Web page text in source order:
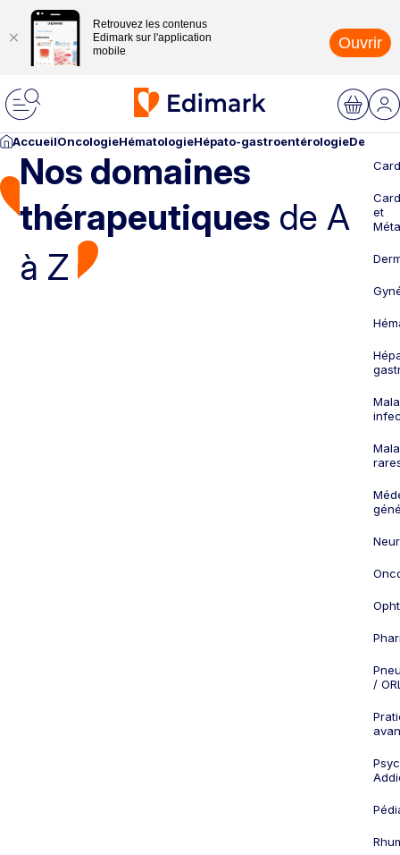
Retrouvez les contenus
Edimark sur l'application
mobile
Ouvrir
AccueilOncologieHématologieHépato-gastroentérologie
Nos domaines
thérapeutiques de A
à Z
et
/